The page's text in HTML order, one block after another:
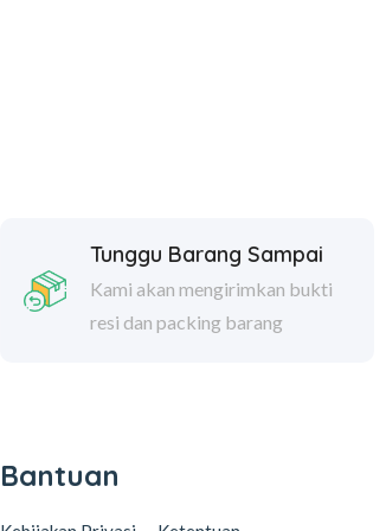
Tunggu Barang Sampai
Kami akan mengirimkan bukti
resi dan packing barang
Bantuan